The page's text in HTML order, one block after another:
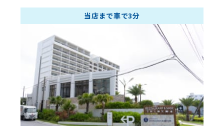
当店まで車で3分